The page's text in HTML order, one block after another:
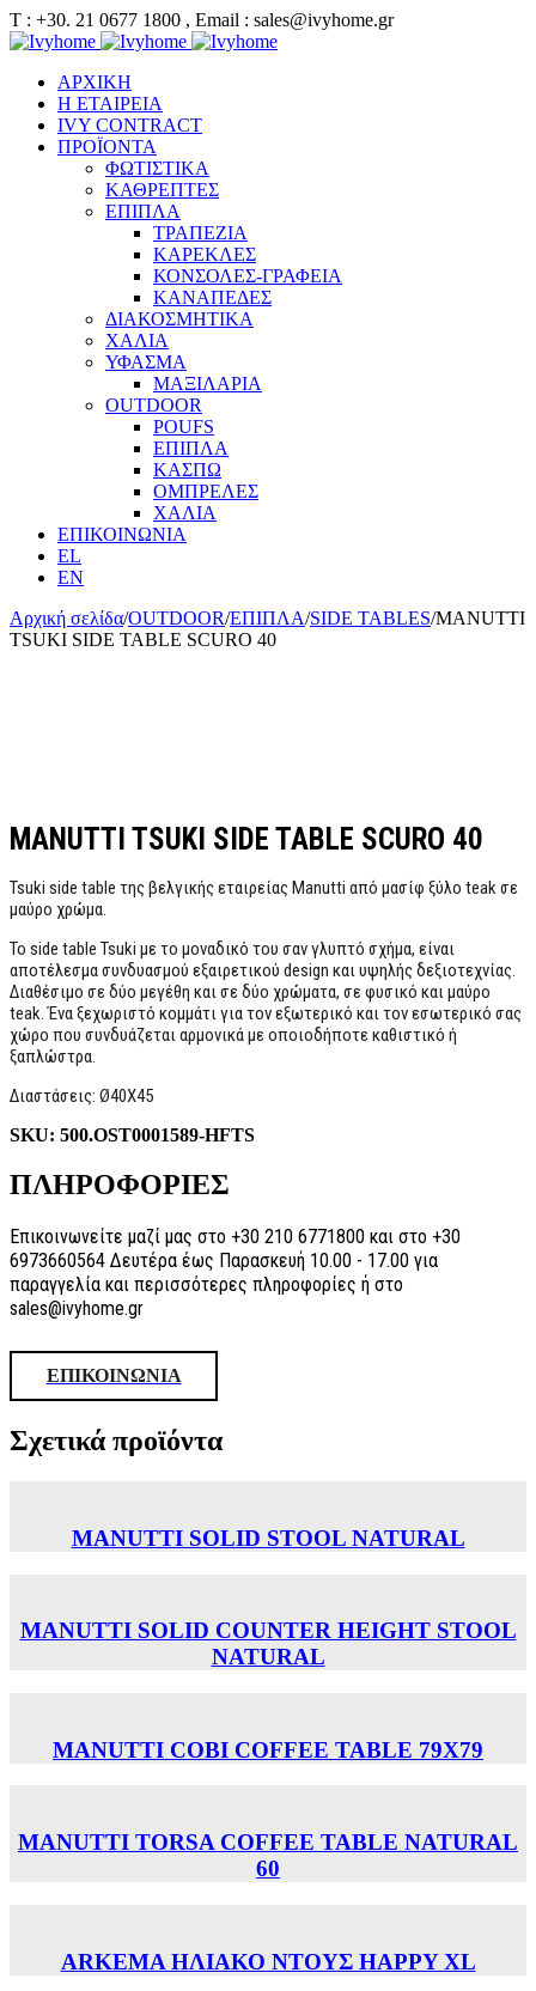
Τ : +30. 21 0677 1800 , Email : sales@ivyhome.gr
ΑΡΧΙΚΗ
Η ΕΤΑΙΡΕΙΑ
IVY CONTRACT
ΠΡΟΪΟΝΤΑ
ΦΩΤΙΣΤΙΚΑ
ΚΑΘΡΕΠΤΕΣ
ΕΠΙΠΛΑ
ΤΡΑΠΕΖΙΑ
ΚΑΡΕΚΛΕΣ
ΚΟΝΣΟΛΕΣ-ΓΡΑΦΕΙΑ
ΚΑΝΑΠΕΔΕΣ
ΔΙΑΚΟΣΜΗΤΙΚΑ
ΧΑΛΙΑ
ΥΦΑΣΜΑ
ΜΑΞΙΛΑΡΙΑ
OUTDOOR
POUFS
ΕΠΙΠΛΑ
ΚΑΣΠΩ
ΟΜΠΡΕΛΕΣ
ΧΑΛΙΑ
ΕΠΙΚΟΙΝΩΝΙΑ
EL
EN
Αρχική σελίδα/OUTDOOR/ΕΠΙΠΛΑ/SIDE TABLES/MANUTTI
TSUKI SIDE TABLE SCURO 40
MANUTTI TSUKI SIDE TABLE SCURO 40
Tsuki side table της βελγικής εταιρείας Manutti από μασίφ ξύλο teak σε
μαύρο χρώμα.
To side table Tsuki με το μοναδικό του σαν γλυπτό σχήμα, είναι
αποτέλεσμα συνδυασμού εξαιρετικού design και υψηλής δεξιοτεχνίας.
Διαθέσιμο σε δύο μεγέθη και σε δύο χρώματα, σε φυσικό και μαύρο
teak. Ένα ξεχωριστό κομμάτι για τον εξωτερικό και τον εσωτερικό σας
χώρο που συνδυάζεται αρμονικά με οποιοδήποτε καθιστικό ή
ξαπλώστρα.
Διαστάσεις: Ø40X45
SKU: 500.OST0001589-HFTS
ΠΛΗΡΟΦΟΡΙΕΣ
Επικοινωνείτε μαζί μας στο +30 210 6771800 και στο +30
6973660564 Δευτέρα έως Παρασκευή 10.00 - 17.00 για
παραγγελία και περισσότερες πληροφορίες ή στο
sales@ivyhome.gr
ΕΠΙΚΟΙΝΩΝΙΑ
Σχετικά προϊόντα
MANUTTI SOLID STOOL NATURAL
MANUTTI SOLID COUNTER HEIGHT STOOL
NATURAL
MANUTTI COBI COFFEE TABLE 79X79
MANUTTI TORSA COFFEE TABLE NATURAL
60
ARKEMA ΗΛΙΑΚΟ ΝΤΟΥΣ HAPPY XL